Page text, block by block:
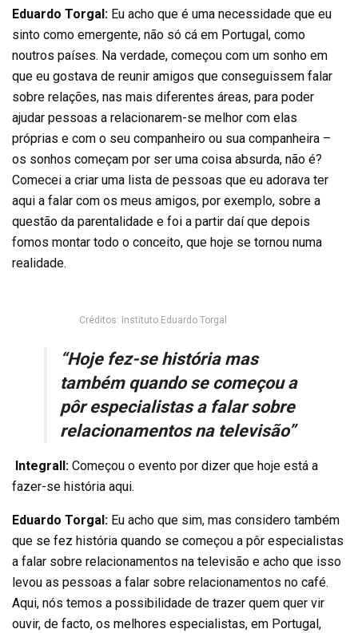
Eduardo Torgal: Eu acho que é uma necessidade que eu
sinto como emergente, não só cá em Portugal, como
noutros países. Na verdade, começou com um sonho em
que eu gostava de reunir amigos que conseguissem falar
sobre relações, nas mais diferentes áreas, para poder
ajudar pessoas a relacionarem-se melhor com elas
próprias e com o seu companheiro ou sua companheira –
os sonhos começam por ser uma coisa absurda, não é?
Comecei a criar uma lista de pessoas que eu adorava ter
aqui a falar com os meus amigos, por exemplo, sobre a
questão da parentalidade e foi a partir daí que depois
fomos montar todo o conceito, que hoje se tornou numa
realidade.
Créditos: Instituto Eduardo Torgal
“Hoje fez-se história mas
também quando se começou a
pôr especialistas a falar sobre
relacionamentos na televisão”
Integrall: Começou o evento por dizer que hoje está a
fazer-se história aqui.
Eduardo Torgal: Eu acho que sim, mas considero também
que se fez história quando se começou a pôr especialistas
a falar sobre relacionamentos na televisão e acho que isso
levou as pessoas a falar sobre relacionamentos no café.
Aqui, nós temos a possibilidade de trazer quem quer vir
ouvir, de facto, os melhores especialistas, em Portugal,